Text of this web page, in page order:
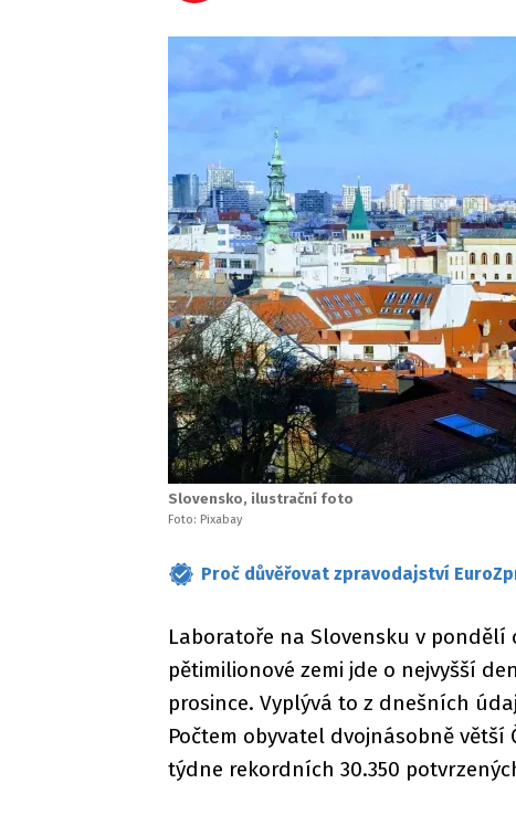
Slovensko, ilustrační foto
Foto: Pixabay
Proč důvěřovat zpravodajství
Laboratoře na Slovensku v
pětimilionové zemi jde o nejvyšší
prosince. Vyplývá to z dnešních
Počtem obyvatel dvojnásobně
týdne rekordních 30.350